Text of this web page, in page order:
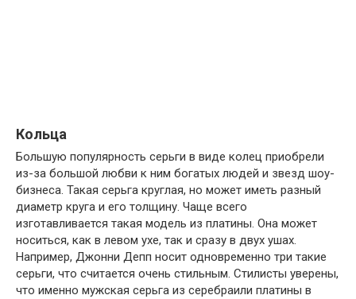
Кольца
Большую популярность серьги в виде колец приобрели
из-за большой любви к ним богатых людей и звезд шоу-
бизнеса. Такая серьга круглая, но может иметь разный
диаметр круга и его толщину. Чаще всего
изготавливается такая модель из платины. Она может
носиться, как в левом ухе, так и сразу в двух ушах.
Например, Джонни Депп носит одновременно три такие
серьги, что считается очень стильным. Стилисты уверены,
что именно мужская серьга из серебраили платины в